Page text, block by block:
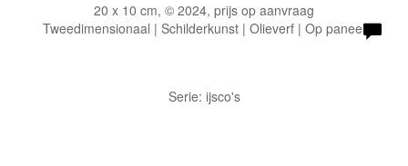
20 x 10 cm, © 2024, prijs op aanvraag
Tweedimensionaal | Schilderkunst | Olieverf | Op paneel
Serie: ijsco's